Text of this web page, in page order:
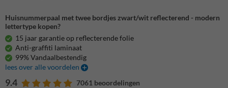
Huisnummerpaal met twee bordjes zwart/wit reflecterend - modern
lettertype kopen?
15 jaar garantie op reflecterende folie
Anti-graffiti laminaat
99% Vandaalbestendig
lees over alle voordelen
9.4 7061 beoordelingen